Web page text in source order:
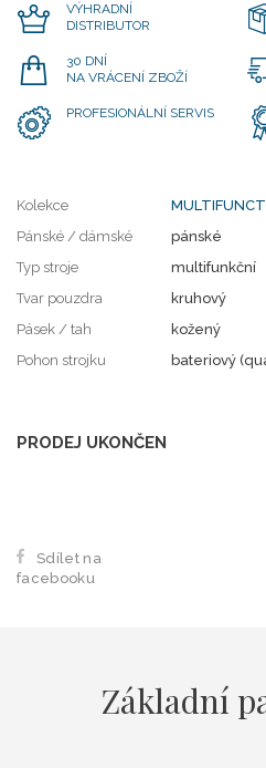
VÝHRADNÍ
DISTRIBUTOR
30 DNÍ
NA VRÁCENÍ ZBOŽÍ
PROFESIONÁLNÍ SERVIS
Kolekce
Pánské / dámské
pánské
Typ stroje
multifunkční
Tvar pouzdra
kruhový
Pásek / tah
kožený
Pohon strojku
bateriový
PRODEJ UKONČEN
Sdílet na
facebooku
Základní